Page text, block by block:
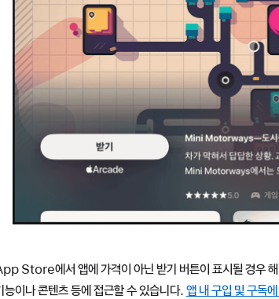
Store에서 앱에 가격이 아닌 받기 버튼이 표시될 경우
능이나 콘텐츠 등에 접근할 수 있습니다. 앱 내 구입 및 구독